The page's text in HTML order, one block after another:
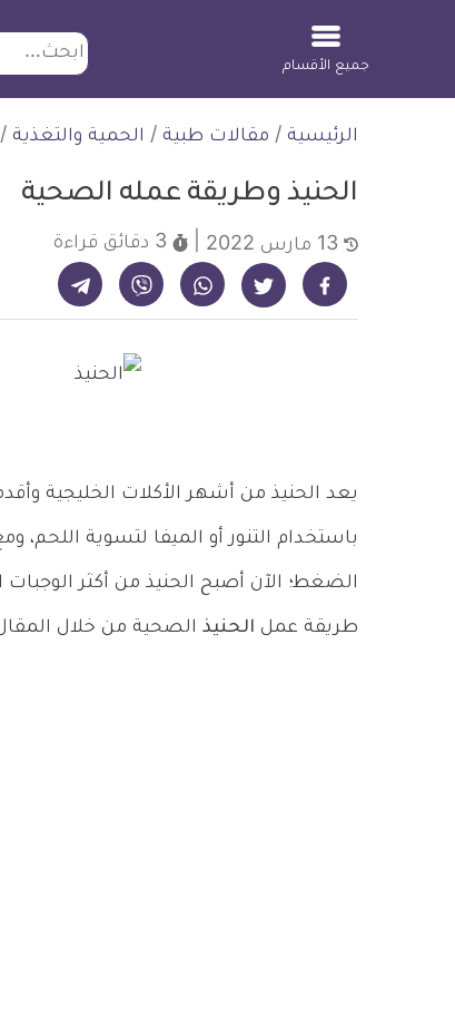
ابحث
جميع الأقسام
الرئيسية / مقالات طبية / الحمية والتغذية /
الحنيذ وطريقة عمله الصحية
3 دقائق قراءة
شارك على فيسبوك - ديلي ميديكال انفو شارك على تويتر - ديلي ميديكال انفو شارك على واتساب - ديلي ميديكال انفو شارك على فايبر - ديلي ميديكال انفو شارك على تيليجرام - ديلي ميديكال انفو
يعد الحنيذ من أشهر الأكلات الخليجية
باستخدام التنور أو الميفا لتسوية
الضغط؛ الآن أصبح الحنيذ من أكثر الوجبات
طريقة عمل الحنيذ الصحية من خلال المقال